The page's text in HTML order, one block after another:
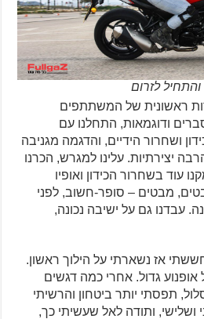
לזרום
ראשונית של המשתתפים
ודוגמאות, התחלנו עם
ושחרור הידיים, והדגמה מגניבה
מים והרבה יצירתיות. עלינו למגרש, הכרנו
עוד בשחרור הכידון ואופיו
מבטים – סופר-חשוב, לפני
עבדנו גם על ישיבה נכונה,
אז נשארתי על הילוך ראשון.
גדול. אחרי כמה דגשים
תפסתי יותר ביטחון והרשיתי
ושלישי, ותודה לאל שעשיתי כך,